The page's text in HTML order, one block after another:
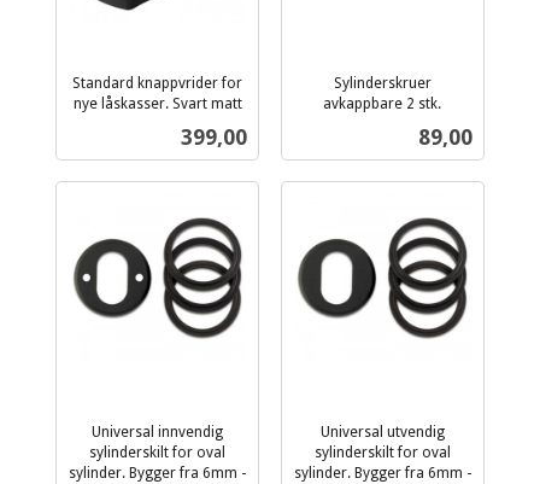
Standard knappvrider for
nye låskasser. Svart matt
Pris
399,00
Sylinderskruer
avkappbare 2 stk.
Pris
89,00
Universal innvendig
sylinderskilt for oval
sylinder. Bygger fra 6mm -
Universal utvendig
sylinderskilt for oval
sylinder. Bygger fra 6mm -